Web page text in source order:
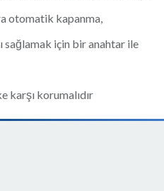
otomatik kapanma,
sağlamak için bir anahtar ile
karşı korumalıdır